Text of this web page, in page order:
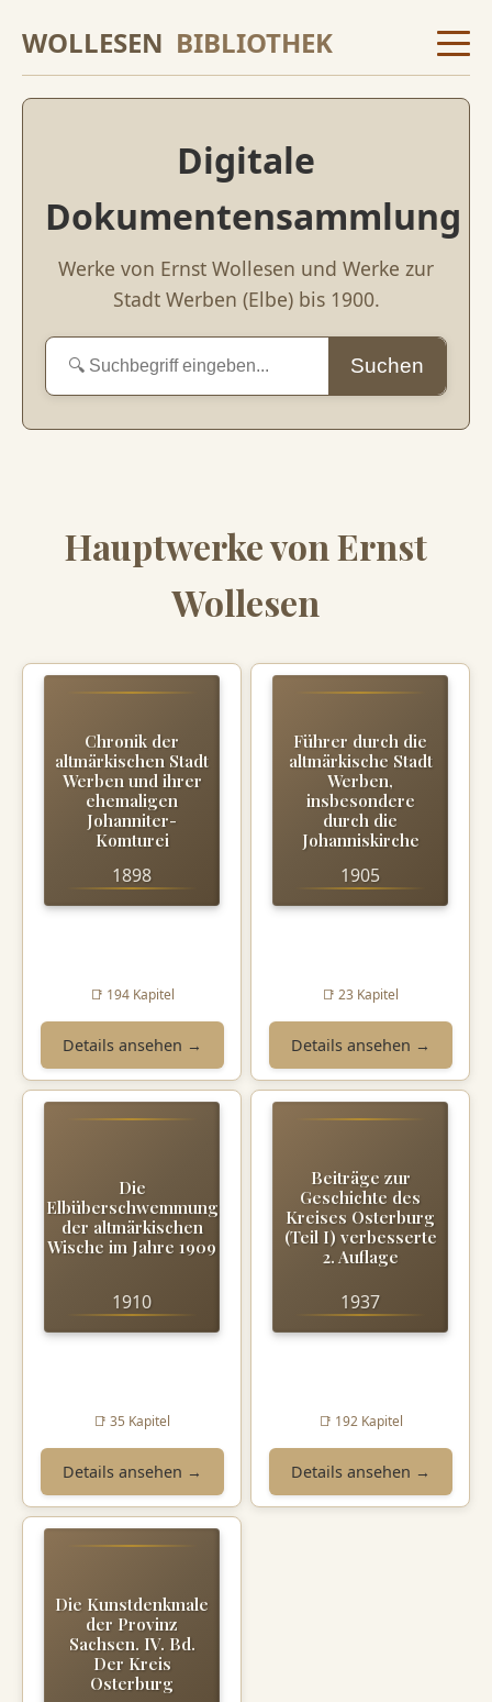
WOLLESEN BIBLIOTHEK
Digitale
Dokumentensammlung
Werke von Ernst Wollesen und Werke zur
Stadt Werben (Elbe) bis 1900.
Suchen
Hauptwerke von Ernst
Wollesen
Chronik der
altmärkischen Stadt
Werben und ihrer
ehemaligen
Johanniter-
Komturei
1898
📑 194 Kapitel
Details ansehen →
Führer durch die
altmärkische Stadt
Werben,
insbesondere
durch die
Johanniskirche
1905
📑 23 Kapitel
Details ansehen →
Die
Elbüberschwemmung
der altmärkischen
Wische im Jahre 1909
1910
📑 35 Kapitel
Details ansehen →
Beiträge zur
Geschichte des
Kreises Osterburg
(Teil I) verbesserte
2. Auflage
1937
📑 192 Kapitel
Details ansehen →
Die Kunstdenkmale
der Provinz
Sachsen. IV. Bd.
Der Kreis
Osterburg